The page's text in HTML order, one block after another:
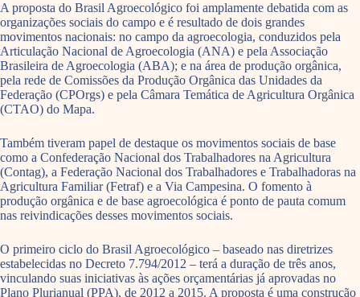
A proposta do Brasil Agroecológico foi amplamente debatida com as
organizações sociais do campo e é resultado de dois grandes
movimentos nacionais: no campo da agroecologia, conduzidos pela
Articulação Nacional de Agroecologia (ANA) e pela Associação
Brasileira de Agroecologia (ABA); e na área de produção orgânica,
pela rede de Comissões da Produção Orgânica das Unidades da
Federação (CPOrgs) e pela Câmara Temática de Agricultura Orgânica
(CTAO) do Mapa.
Também tiveram papel de destaque os movimentos sociais de base
como a Confederação Nacional dos Trabalhadores na Agricultura
(Contag), a Federação Nacional dos Trabalhadores e Trabalhadoras na
Agricultura Familiar (Fetraf) e a Via Campesina. O fomento à
produção orgânica e de base agroecológica é ponto de pauta comum
nas reivindicações desses movimentos sociais.
O primeiro ciclo do Brasil Agroecológico – baseado nas diretrizes
estabelecidas no Decreto 7.794/2012 – terá a duração de três anos,
vinculando suas iniciativas às ações orçamentárias já aprovadas no
Plano Plurianual (PPA), de 2012 a 2015. A proposta é uma construção